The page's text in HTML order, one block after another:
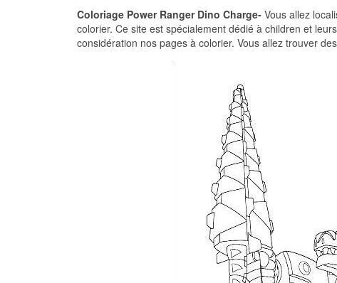
Coloriage Power Ranger Dino Charge- Vous allez
colorier. Ce site est spécialement dédié à children et
considération nos pages à colorier. Vous allez trouver